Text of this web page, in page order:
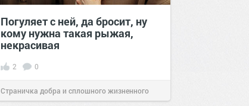
Погуляет с ней, да бросит, ну
кому нужна такая рыжая,
некрасивая
2 0
Страничка добра и сплошного жизненного